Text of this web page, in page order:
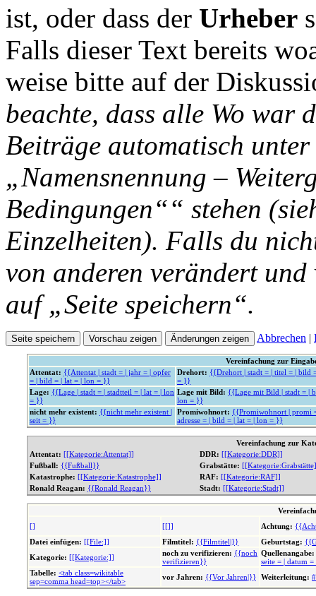
ist, oder dass der Urheber
Falls dieser Text bereits
weise bitte auf der
beachte, dass alle Wo war
Beiträge automatisch
„Namensnennung –
Bedingungen““ stehen
Einzelheiten). Falls du
von anderen verändert
auf „Seite speichern“.
Abbrechen |
Vereinfachung zur
Attentat: {{Attentat | stadt = | jahr = | opfer
= | bild = | lat = | lon = }}
Drehort: {{Drehort | stadt = | titel = | bild
= }}
Lage: {{Lage | stadt = | stadtteil = | lat = | lon
= }}
Lage mit Bild: {{Lage mit Bild | stadt = |
lon = }}
nicht mehr existent: {{nicht mehr existent |
seit = }}
Promiwohnort: {{Promiwohnort | promi
adresse = | bild = | lat = | lon = }}
Vereinfachung zur
Attentat: [[Kategorie:Attentat]] DDR: [[Kategorie:DDR]]
Fußball: {{Fußball}} Grabstätte:
Katastrophe: [[Kategorie:Katastrophe]] RAF: [[Kategorie:RAF]]
Ronald Reagan: {{Ronald Reagan}} Stadt: [[Kategorie:Stadt]]
[]
[[]] Achtung:
Datei einfügen: [[File:]] Filmtitel: {{Filmtitel|}} Geburtstag:
Kategorie: [[Kategorie:]] noch zu verifizieren: {{noch
verifizieren}}
Quellenangabe:
seite = | datum
Tabelle: <tab class=wikitable
sep=comma head=top></tab>
vor Jahren: {{Vor Jahren|}} Weiterleitung: